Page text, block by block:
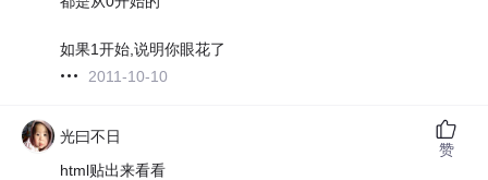
如果1开始,说明你眼花了
2011-10-10
光曰不日
html贴出来看看
赞